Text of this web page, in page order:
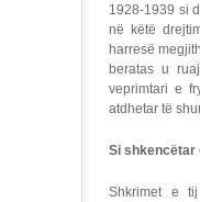
1928-1939 si
në këtë
harresë
beratas u
veprimtari e
atdhetar të
Si shkencëtar
Shkrimet e